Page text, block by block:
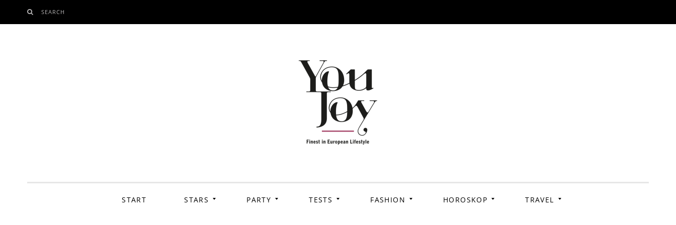
TO
SEARCH
START STARS PARTY TESTS FASHION HOROSKOP TRAVEL